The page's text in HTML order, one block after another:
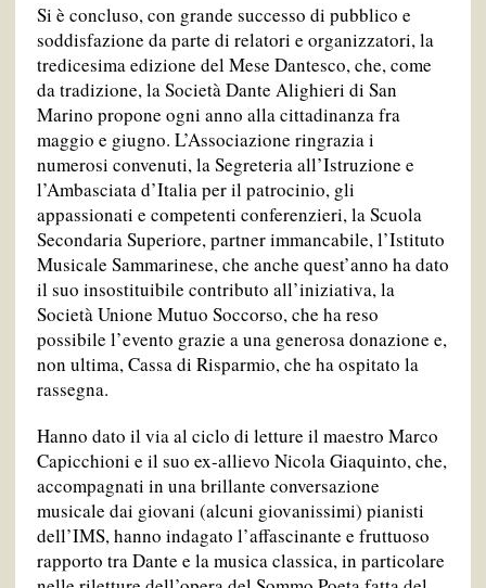
Si è concluso, con grande successo di pubblico e
soddisfazione da parte di relatori e organizzatori, la
tredicesima edizione del Mese Dantesco, che, come
da tradizione, la Società Dante Alighieri di San
Marino propone ogni anno alla cittadinanza fra
maggio e giugno. L’Associazione ringrazia i
numerosi convenuti, la Segreteria all’Istruzione e
l’Ambasciata d’Italia per il patrocinio, gli
appassionati e competenti conferenzieri, la Scuola
Secondaria Superiore, partner immancabile, l’Istituto
Musicale Sammarinese, che anche quest’anno ha dato
il suo insostituibile contributo all’iniziativa, la
Società Unione Mutuo Soccorso, che ha reso
possibile l’evento grazie a una generosa donazione e,
non ultima, Cassa di Risparmio, che ha ospitato la
rassegna.
Hanno dato il via al ciclo di letture il maestro Marco
Capicchioni e il suo ex-allievo Nicola Giaquinto, che,
accompagnati in una brillante conversazione
musicale dai giovani (alcuni giovanissimi) pianisti
dell’IMS, hanno indagato l’affascinante e fruttuoso
rapporto tra Dante e la musica classica, in particolare